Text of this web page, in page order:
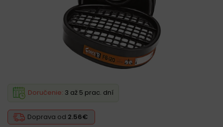
Doprava od 2.56€
Doručenie: 3 až 5 prac. dní